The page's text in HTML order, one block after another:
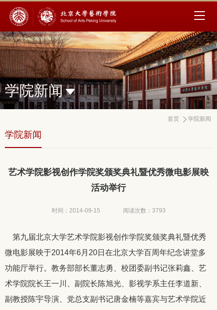
学院新闻
首页 学院新闻
学院新闻
艺术学院影视创作学院奖颁奖典礼暨优秀微电影展映
活动举行
时间：2014-09-15 阅读次数： 3793
第九届北京大学艺术学院影视创作学院奖颁奖典礼暨优秀
微电影展映于2014年6月 20日在北京大学百周年纪念讲堂多
功能厅举行。教务部部长董志勇、校团委副书记张莉鑫、艺
术学院院长王一川、副院长陈旭光、影视学系主任李道新、
副教授陈宇导演、党总支副书记唐金楠等嘉宾与艺术学院近